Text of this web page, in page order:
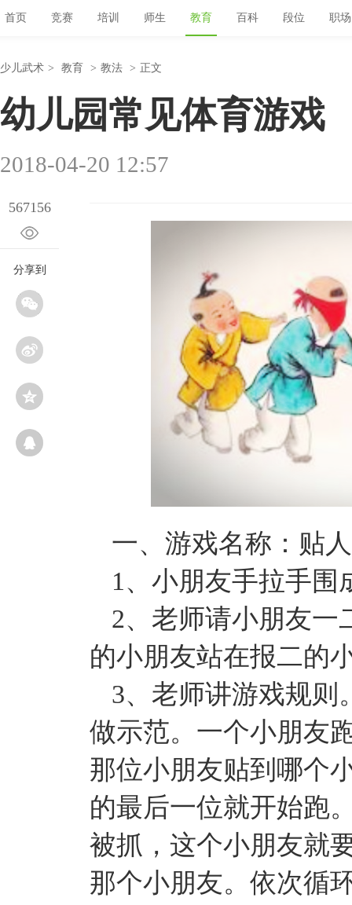
首页 竞赛 培训 师生 教育 百科 段位 职场
少儿武术 > 教育 > 教法 > 正文
幼儿园常见体育游戏
2018-04-20 12:57
567156
分享到
一、游戏名称：贴
1、小朋友手拉手围
2、老师请小朋友一
的小朋友站在报二的
3、老师讲游戏规则
做示范。一个小朋友
那位小朋友贴到哪个
的最后一位就开始跑
被抓，这个小朋友就
那个小朋友。依次循